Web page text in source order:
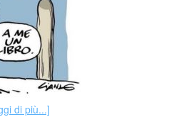
di più...]